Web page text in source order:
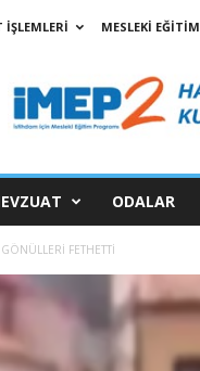
İŞLEMLERİ MESLEKİ EĞİTİM
ODALAR
FETHETTİ